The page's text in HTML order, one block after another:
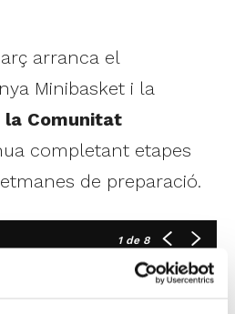
arranca el
Minibasket i la
la Comunitat
completant etapes
de preparació.
1de 8